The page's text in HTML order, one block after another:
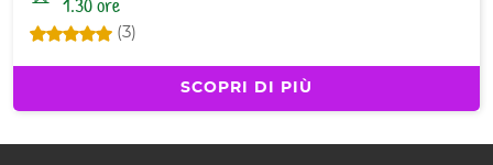
(3)
SCOPRI DI PIÙ